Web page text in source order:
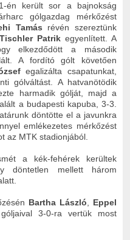
én került sor a bajnokság
gólgazdag mérkőzést
Tamás révén szereztünk
Tischler Patrik egyenlített. A
elkezdődött a második
A fordító gólt követően
egalizálta csapatunkat,
gólváltást. A hatvanötödik
harmadik gólját, majd a
a budapesti kapuba, 3-3.
döntötte el a javunkra
emlékezetes mérkőzést
az MTK stadionjából.
a kék-fehérek kerültek
döntetlen mellett három
Bartha László, Eppel
góljaival 3-0-ra vertük most